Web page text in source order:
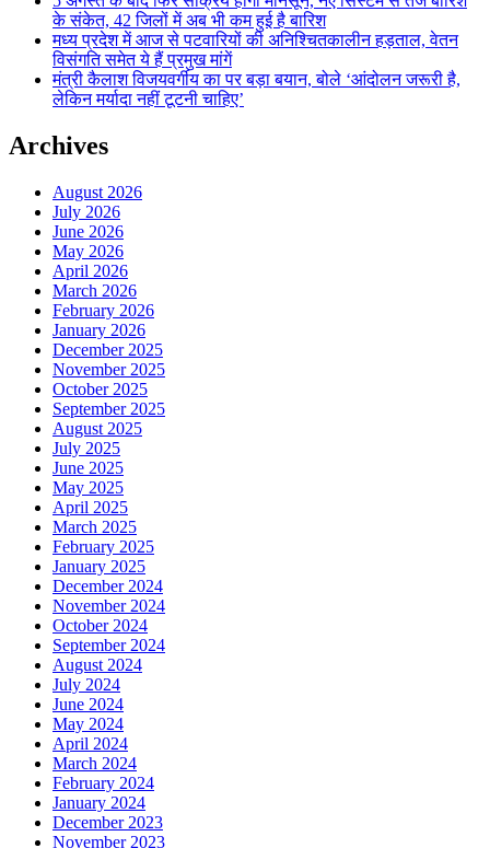
के संकेत, 42 जिलों में अब भी कम हुई है बारिश
मध्य प्रदेश में आज से पटवारियों की अनिश्चितकालीन हड़ताल, वेतन
विसंगति समेत ये हैं प्रमुख मांगें
मंत्री कैलाश विजयवर्गीय का पर बड़ा बयान, बोले ‘आंदोलन जरूरी है,
लेकिन मर्यादा नहीं टूटनी चाहिए’
Archives
August 2026
July 2026
June 2026
May 2026
April 2026
March 2026
February 2026
January 2026
December 2025
November 2025
October 2025
September 2025
August 2025
July 2025
June 2025
May 2025
April 2025
March 2025
February 2025
January 2025
December 2024
November 2024
October 2024
September 2024
August 2024
July 2024
June 2024
May 2024
April 2024
March 2024
February 2024
January 2024
December 2023
November 2023